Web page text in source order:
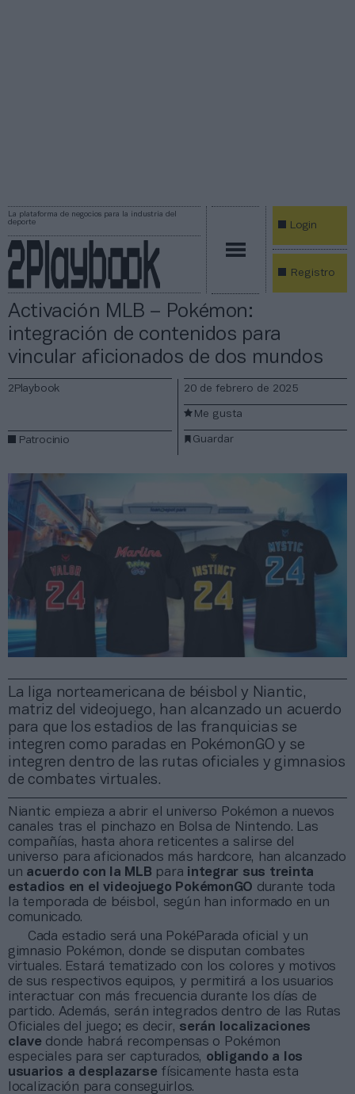
La plataforma de negocios para la industria del
deporte
Login
Registro
Activación MLB – Pokémon:
integración de contenidos para
vincular aficionados de dos mundos
La liga norteamericana de béisbol y Niantic,
matriz del videojuego, han alcanzado un acuerdo
para que los estadios de las franquicias se
integren como paradas en PokémonGO y se
integren dentro de las rutas oficiales y gimnasios
de combates virtuales.
2Playbook
Patrocinio
20 de febrero de 2025
Guardar
Me gusta
Niantic empieza a abrir el universo Pokémon a nuevos
canales tras el pinchazo en Bolsa de Nintendo. Las
compañías, hasta ahora reticentes a salirse del
universo para aficionados más hardcore, han alcanzado
un acuerdo con la MLB para integrar sus treinta
estadios en el videojuego PokémonGO durante toda
la temporada de béisbol, según han informado en un
comunicado.
Cada estadio será una PokéParada oficial y un
gimnasio Pokémon, donde se disputan combates
virtuales. Estará tematizado con los colores y motivos
de sus respectivos equipos, y permitirá a los usuarios
interactuar con más frecuencia durante los días de
partido. Además, serán integrados dentro de las Rutas
Oficiales del juego; es decir, serán localizaciones
clave donde habrá recompensas o Pokémon
especiales para ser capturados, obligando a los
usuarios a desplazarse físicamente hasta esta
localización para conseguirlos.